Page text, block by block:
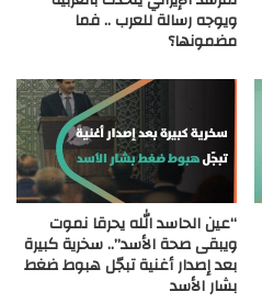
ويوجه رسالة للعرب .. فما
مضمونها؟
“عين الحاسد الله يحرقا نموت
ويبقى صحة الأسد”.. سخرية كبيرة
بعد إصدار أغنية تبجّل هبوط ضغط
بشار الأسد